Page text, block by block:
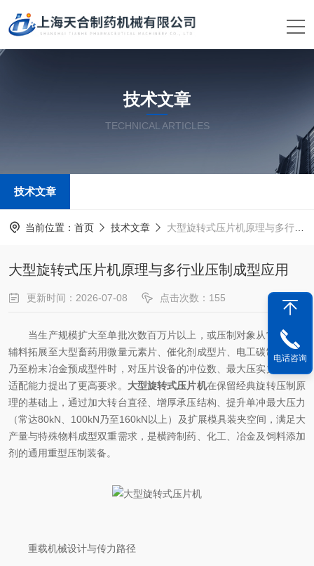
技术文章
TECHNICAL ARTICLES
技术文章
当前位置： 首页 技术文章 大型旋转式压片机原理与多行业压制成型应用
大型旋转式压片机原理与多行业压制成型应用
更新时间：2026-07-08 点击次数：155
当生产规模扩大至单批次数百万片以上，或压制对象从常规药用
辅料拓展至大型畜药用微量元素片、催化剂成型片、电工碳制品预坯
乃至粉末冶金预成型件时，对压片设备的冲位数、最大压实力及模具
适配能力提出了更高要求。 大型旋转式压片机在保留经典旋转压制原
理的基础上，通过加大转台直径、增厚承压结构、提升单冲最大压力
（常达80kN、100kN乃至160kN以上）及扩展模具装夹空间，满足大
产量与特殊物料成型双重需求，是横跨制药、化工、冶金及饲料添加
剂的通用重型压制装备。
重载机械设计与传力路径
电话咨询